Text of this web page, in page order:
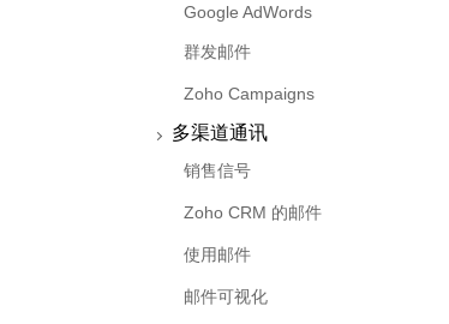
Google AdWords
群发邮件
Zoho Campaigns
多渠道通讯
销售信号
Zoho CRM 的邮件
使用邮件
邮件可视化